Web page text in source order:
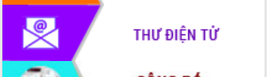
Phó Chủ tịch Thường trực UBND tỉnh
Hồ Thị Nguyên Thảo làm việc tại Trung
tâm Phục vụ hành chính công xã Ea
Xây dựng nền hành chính số đồng
hành cùng nông dân dân, doanh nghiệp